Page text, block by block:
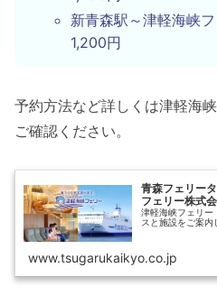
新青森駅～津軽海峡
1,200円
予約方法など詳しくは津軽海
ご確認ください。
青森フェリー
フェリー株式
津軽海峡フェリー
スと施設をご案内
www.tsugarukaikyo.co.jp